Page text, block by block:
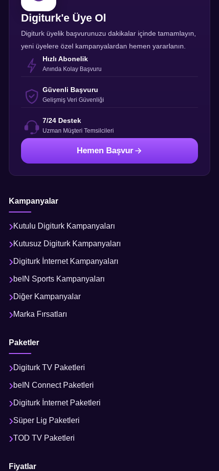
Digiturk'e Üye Ol
Digiturk üyelik başvurunuzu dakikalar içinde tamamlayın,
yeni üyelere özel kampanyalardan hemen yararlanın.
Hızlı Abonelik
Anında Kolay Başvuru
Güvenli Başvuru
Gelişmiş Veri Güvenliği
7/24 Destek
Uzman Müşteri Temsilcileri
Hemen Başvur
Kampanyalar
Kutulu Digiturk Kampanyaları
Kutusuz Digiturk Kampanyaları
Digiturk İnternet Kampanyaları
beIN Sports Kampanyaları
Diğer Kampanyalar
Marka Fırsatları
Paketler
Digiturk TV Paketleri
beIN Connect Paketleri
Digiturk İnternet Paketleri
Süper Lig Paketleri
TOD TV Paketleri
Fiyatlar